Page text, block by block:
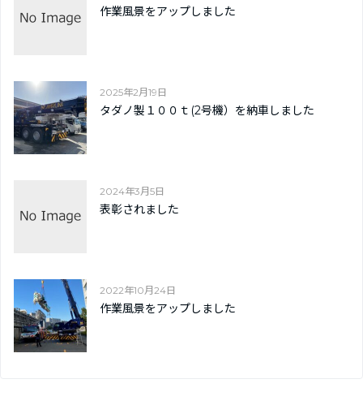
作業風景をアップしました
2025年2月19日
タダノ製１００ｔ(2号機）を納車しました
2024年3月5日
表彰されました
2022年10月24日
作業風景をアップしました